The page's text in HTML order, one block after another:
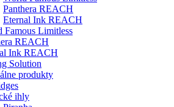
Panthera REACH
Eternal Ink REACH
Famous Limitless
REACH
Ink REACH
Solution
produkty
ihly